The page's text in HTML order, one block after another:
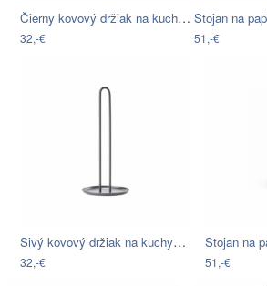
Čierny kovový držiak na kuchynské…
32,-€ 51,-€
Sivý kovový držiak na kuchynské utierky…
32,-€ 51,-€